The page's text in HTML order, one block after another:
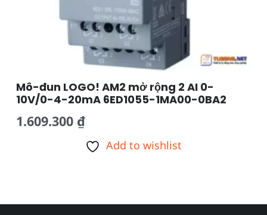
Mô-đun LOGO! AM2 mở rộng 2 AI 0-
10V/0-4-20mA 6ED1055-1MA00-0BA2
1.609.300 ₫
Add to wishlist